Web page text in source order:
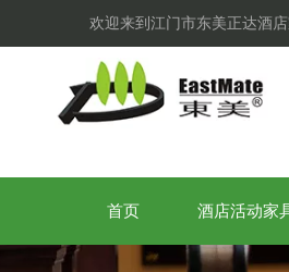
欢迎来到江门市东美正达酒店
首页 酒店活动家